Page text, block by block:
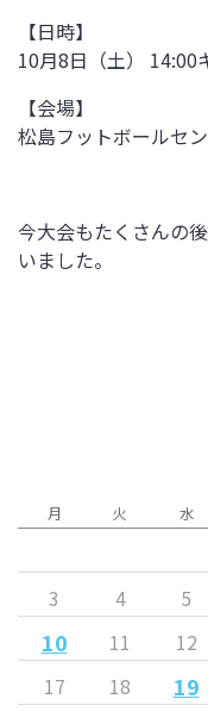
【日時】
10月8日（土） 14:00
【会場】
松島フットボールセ
今大会もたくさんの
いました。
月 火 水
3 4 5
10
11 12
17 18 19